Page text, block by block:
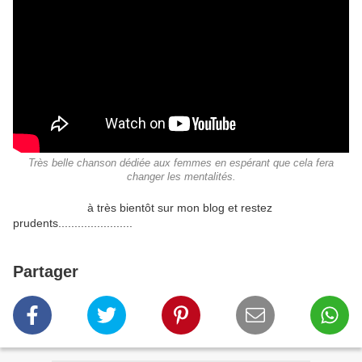
Très belle chanson dédiée aux femmes en espérant que cela fera
changer les mentalités.
à très bientôt sur mon blog et restez
prudents.......................
Partager